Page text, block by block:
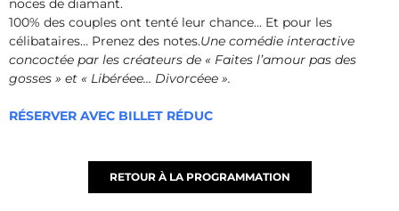
100% des couples ont tenté leur chance… Et pour les
célibataires… Prenez des notes.Une comédie interactive
concoctée par les créateurs de « Faites l’amour pas des
gosses » et « Libéréee… Divorcéee ».
RÉSERVER AVEC BILLET RÉDUC
RETOUR À LA PROGRAMMATION